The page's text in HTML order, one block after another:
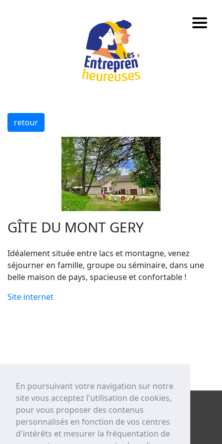
En poursuivant votre navigation sur notre
site vous acceptez l'utilisation de cookies,
pour vous proposer des contenus
personnalisés en fonction de vos centres
d'intérêts et mesurer la fréquentation de
retour
GÎTE DU MONT GERY
Idéalement située entre lacs et montagne, venez
séjourner en famille, groupe ou séminaire, dans une
belle maison de pays, spacieuse et confortable !
Site internet